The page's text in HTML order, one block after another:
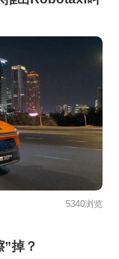
5340浏览
掉？